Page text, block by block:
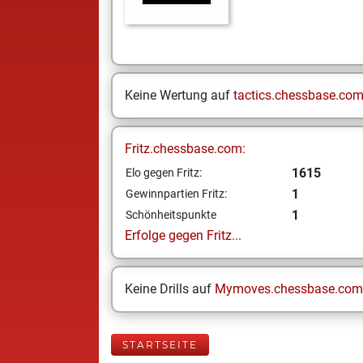
Keine Wertung auf tactics.chessbase.com
Fritz.chessbase.com:
Elo gegen Fritz: 1615
Gewinnpartien Fritz: 1
Schönheitspunkte
1
Erfolge gegen Fritz...
Keine Drills auf Mymoves.chessbase.com
STARTSEITE